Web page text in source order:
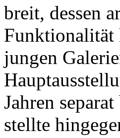
breit, dessen
Funktionalität
jungen
Jahren
stellte